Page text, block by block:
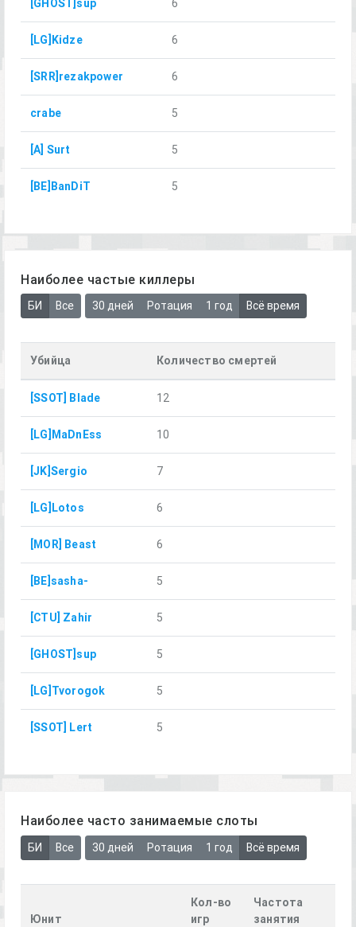
[GHOST]sup 6
[LG]Kidze 6
[SRR]rezakpower 6
crabe 5
[A] Surt 5
[BE]BanDiT 5
Наиболее частые киллеры
БИ Все 30 дней Ротация 1 год Всё время
Убийца Количество смертей
[SSOT] Blade 12
[LG]MaDnEss 10
[JK]Sergio 7
[LG]Lotos 6
[MOR] Beast 6
[BE]sasha- 5
[CTU] Zahir 5
[GHOST]sup 5
[LG]Tvorogok 5
[SSOT] Lert 5
Наиболее часто занимаемые слоты
БИ Все 30 дней Ротация 1 год Всё время
Юнит
Кол-во
игр
Частота
занятия